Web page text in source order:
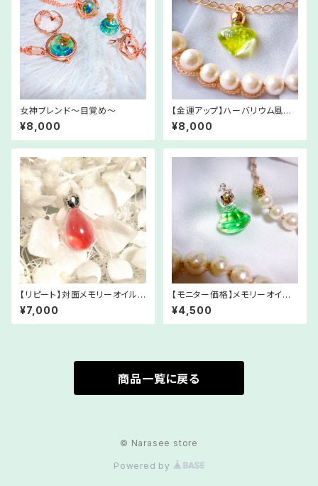
女神ブレンド～目覚め～
¥8,000
【金運アップ】ハーバリウム風メ
モリーオイル「yen」
¥8,000
【リピート】対面メモリーオイルセ
ッション
¥7,000
【モニター価格】メモリーオイル
「億万長者ブレンド」【期間限定】
¥4,500
商品一覧に戻る
© Narasee store
Powered by